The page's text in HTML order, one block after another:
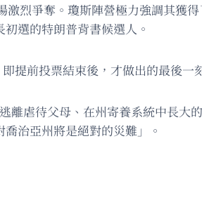
烈爭奪。瓊斯陣營極力強調其獲
選的特朗普背書候選人。
前投票結束後，才做出的最後一
虐待父母、在州寄養系統中長大
治亞州將是絕對的災難」。